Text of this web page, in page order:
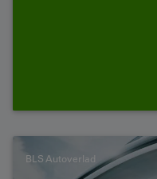
BLS Autoverlad